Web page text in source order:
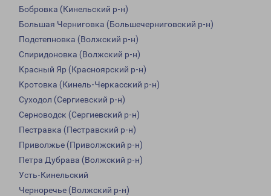
Бобровка (Кинельский р-н)
Большая Черниговка (Большечерниговский р-н)
Подстепновка (Волжский р-н)
Спиридоновка (Волжский р-н)
Красный Яр (Красноярский р-н)
Кротовка (Кинель-Черкасский р-н)
Суходол (Сергиевский р-н)
Серноводск (Сергиевский р-н)
Пестравка (Пестравский р-н)
Приволжье (Приволжский р-н)
Петра Дубрава (Волжский р-н)
Усть-Кинельский
Черноречье (Волжский р-н)